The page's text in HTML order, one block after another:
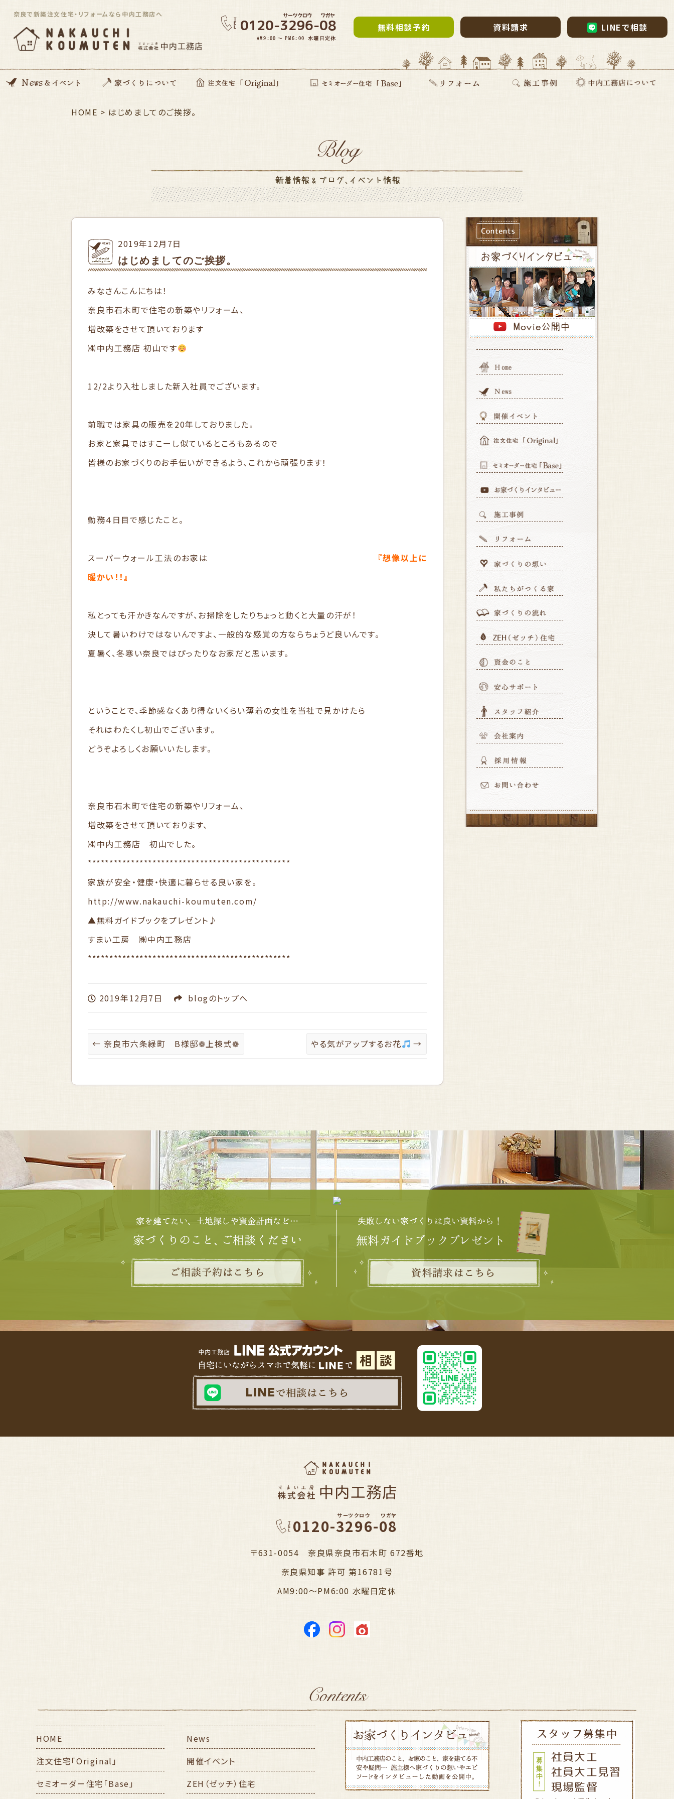
奈良で新築注文住宅・リフォームなら中内工務店へ
無料相談予約 資料請求 LINEで相談
住んでる住まい見学会 家づくりの想い
動画コンテンツ
私たちがつくる家
家づくりの流れ
ZEH住宅
SDGsへの取り組み
資金のこと
安心サポート 注文住宅「Original」
平屋住宅
HOME > はじめましてのご挨拶。
2019年12月7日
はじめましてのご挨拶。
みなさんこんにちは！
奈良市石木町で住宅の新築やリフォーム、
増改築をさせて頂いております
㈱中内工務店 初山です
12/2より入社しました新入社員でございます。
前職では家具の販売を20年しておりました。
お家と家具ではすこーし似ているところもあるので
皆様のお家づくりのお手伝いができるよう、これから頑張ります！
勤務４日目で感じたこと。
スーパーウォール工法のお家は
『想像以上に
暖かい！！』
私とっても汗かきなんですが、お掃除をしたりちょっと動くと大量の汗が！
決して暑いわけではないんですよ、一般的な感覚の方ならちょうど良いんです。
夏暑く、冬寒い奈良ではぴったりなお家だと思います。
ということで、季節感なくあり得ないくらい薄着の女性を当社で見かけたら
それはわたくし初山でございます。
どうぞよろしくお願いいたします。
奈良市石木町で住宅の新築やリフォーム、
増改築をさせて頂いております、
㈱中内工務店 初山でした。
***********************************************
家族が安全・健康・快適に暮らせる良い家を。
http://www.nakauchi-koumuten.com/
▲無料ガイドブックをプレゼント♪
すまい工房 ㈱中内工務店
***********************************************
2019年12月7日 blogのトップへ
← 奈良市六条緑町 B様邸❁上棟式❁ やる気がアップするお花 →
0120-3296-08
サーツクロウ ワガヤ
〒631-0054 奈良県奈良市石木町 672番地
奈良県知事 許可 第16781号
AM9:00～PM6:00 水曜日定休
HOME
注文住宅「Original」
セミオーダー住宅「Base」
News
開催イベント
ZEH（ゼッチ）住宅